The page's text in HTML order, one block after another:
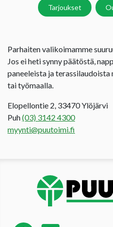
Tarjoukset
Parhaiten valikoimamme
Jos ei heti synny päätöstä,
paneeleista ja
tai työmaalla.
Elopellontie 2, 33470 Ylöjärvi
Puh(03) 3142 4300
myynti@puutoimi.fi